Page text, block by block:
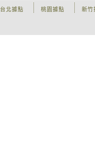
新竹
桃園據點
台北據點